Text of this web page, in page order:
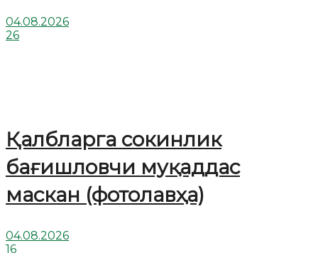
04.08.2026
26
Қалбларга сокинлик
бағишловчи муқаддас
маскан (фотолавҳа)
04.08.2026
16